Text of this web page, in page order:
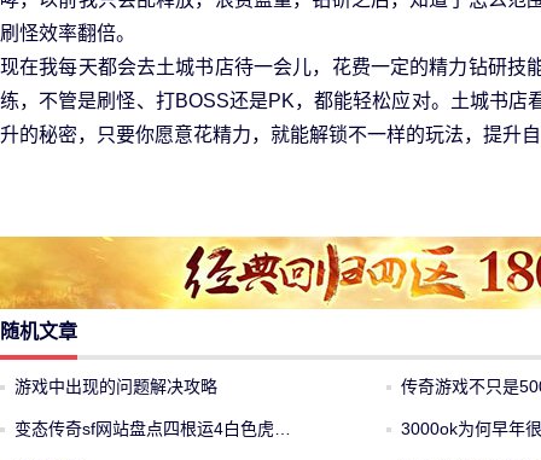
刷怪效率翻倍。
现在我每天都会去土城书店待一会儿，花费一定的精力钻研技
练，不管是刷怪、打BOSS还是PK，都能轻松应对。土城书店
升的秘密，只要你愿意花精力，就能解锁不一样的玩法，提升
随机文章
游戏中出现的问题解决攻略 传奇游戏不只是
变态传奇sf网站盘点四根运4白色虎… 3000ok为何早年